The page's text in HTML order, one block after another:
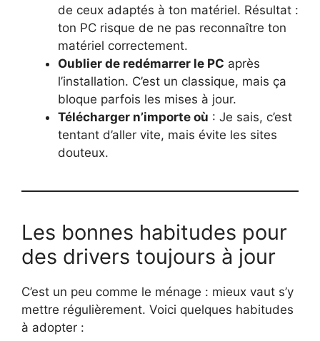
de ceux adaptés à ton matériel. Résultat :
ton PC risque de ne pas reconnaître ton
matériel correctement.
Oublier de redémarrer le PC après
l’installation. C’est un classique, mais ça
bloque parfois les mises à jour.
Télécharger n’importe où : Je sais, c’est
tentant d’aller vite, mais évite les sites
douteux.
Les bonnes habitudes pour
des drivers toujours à jour
C’est un peu comme le ménage : mieux vaut s’y
mettre régulièrement. Voici quelques habitudes
à adopter :